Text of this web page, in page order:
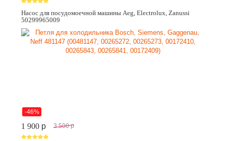
Насос для посудомоечной машины Aeg, Electrolux, Zanussi
50299965009
-46%
1 900 p 3 500 p